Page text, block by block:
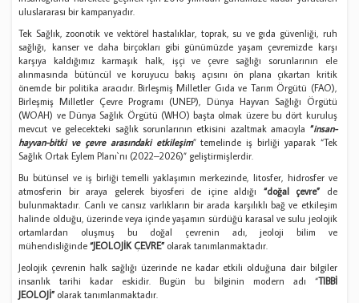
uluslararası bir kampanyadır.
Tek Sağlık, zoonotik ve vektörel hastalıklar, toprak, su ve gıda güvenliği, ruh
sağlığı, kanser ve daha birçokları gibi günümüzde yaşam çevremizde karşı
karşıya kaldığımız karmaşık halk, işçi ve çevre sağlığı sorunlarının ele
alınmasında bütüncül ve koruyucu bakış açısını ön plana çıkartan kritik
önemde bir politika aracıdır. Birleşmiş Milletler Gıda ve Tarım Örgütü (FAO),
Birleşmiş Milletler Çevre Programı (UNEP), Dünya Hayvan Sağlığı Örgütü
(WOAH) ve Dünya Sağlık Örgütü (WHO) başta olmak üzere bu dört kuruluş
mevcut ve gelecekteki sağlık sorunlarının etkisini azaltmak amacıyla “insan-
hayvan-bitki ve çevre arasındaki etkileşim” temelinde iş birliği yaparak “Tek
Sağlık Ortak Eylem Planı`nı (2022–2026)” geliştirmişlerdir.
Bu bütünsel ve iş birliği temelli yaklaşımın merkezinde, litosfer, hidrosfer ve
atmosferin bir araya gelerek biyosferi de içine aldığı “doğal çevre” de
bulunmaktadır. Canlı ve cansız varlıkların bir arada karşılıklı bağ ve etkileşim
halinde olduğu, üzerinde veya içinde yaşamın sürdüğü karasal ve sulu jeolojik
ortamlardan oluşmuş bu doğal çevrenin adı, jeoloji bilim ve
mühendisliğinde “JEOLOJİK ÇEVRE” olarak tanımlanmaktadır.
Jeolojik çevrenin halk sağlığı üzerinde ne kadar etkili olduğuna dair bilgiler
insanlık tarihi kadar eskidir. Bugün bu bilginin modern adı “TIBBİ
JEOLOJİ” olarak tanımlanmaktadır.